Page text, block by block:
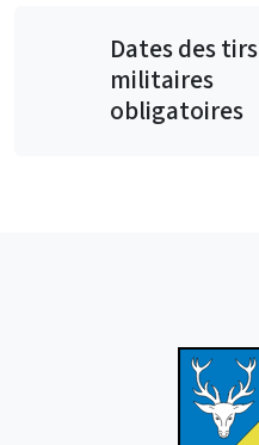
Dates des tirs
militaires
obligatoires